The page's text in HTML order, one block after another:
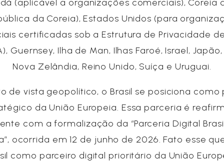
(aplicável a organizações comerciais), Coreia
da Coreia), Estados Unidos (para
certificadas sob a Estrutura de Privacidade
Guernsey, Ilha de Man, Ilhas Faroé, Israel,
Nova Zelândia, Reino Unido, Suíça e Uruguai.
de vista geopolítico, o Brasil se posiciona como
da União Europeia. Essa parceria é
com a formalização da “Parceria Digital
ocorrida em 12 de junho de 2026. Fato esse
como parceiro digital prioritário da União